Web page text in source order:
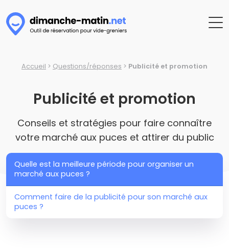
Accueil > Questions/réponses > Publicité et promotion
Publicité et promotion
Conseils et stratégies pour faire connaître
votre marché aux puces et attirer du public
Quelle est la meilleure période pour organiser un
marché aux puces ?
Comment faire de la publicité pour son marché aux
puces ?